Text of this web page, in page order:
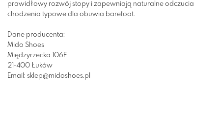
prawidłowy rozwój stopy i zapewniają naturalne odczucia
chodzenia typowe dla obuwia barefoot.
Dane producenta:
Mido Shoes
Międzyrzecka 106F
21-400 Łuków
Email: sklep@midoshoes.pl